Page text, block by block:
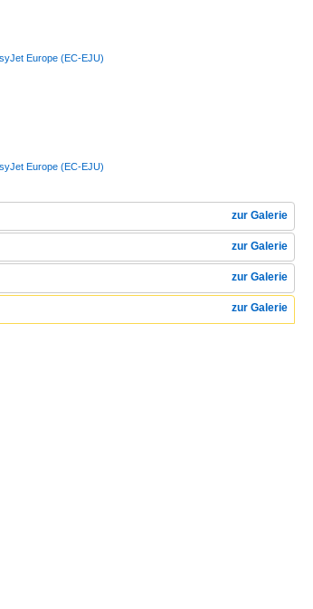
Europe (EC-EJU)
Europe (EC-EJU)
zur Galerie
zur Galerie
zur Galerie
zur Galerie